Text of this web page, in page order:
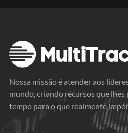
Nossa missão é atender aos
mundo, criando recursos que
tempo para o que realmente